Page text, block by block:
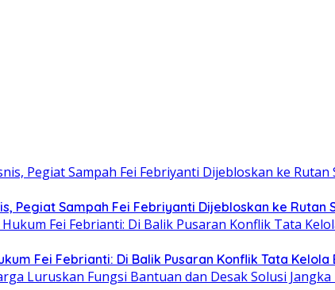
Pegiat Sampah Fei Febriyanti Dijebloskan ke Rutan
Fei Febrianti: Di Balik Pusaran Konflik Tata